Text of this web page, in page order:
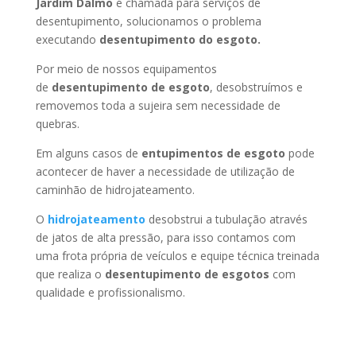
desentupimento, solucionamos o problema
executando desentupimento do esgoto.
Por meio de nossos equipamentos
de desentupimento de esgoto, desobstruímos e
removemos toda a sujeira sem necessidade de
quebras.
Em alguns casos de entupimentos de esgoto pode
acontecer de haver a necessidade de utilização de
caminhão de hidrojateamento.
O hidrojateamento desobstrui a tubulação através
de jatos de alta pressão, para isso contamos com
uma frota própria de veículos e equipe técnica treinada
que realiza o desentupimento de esgotos com
qualidade e profissionalismo.